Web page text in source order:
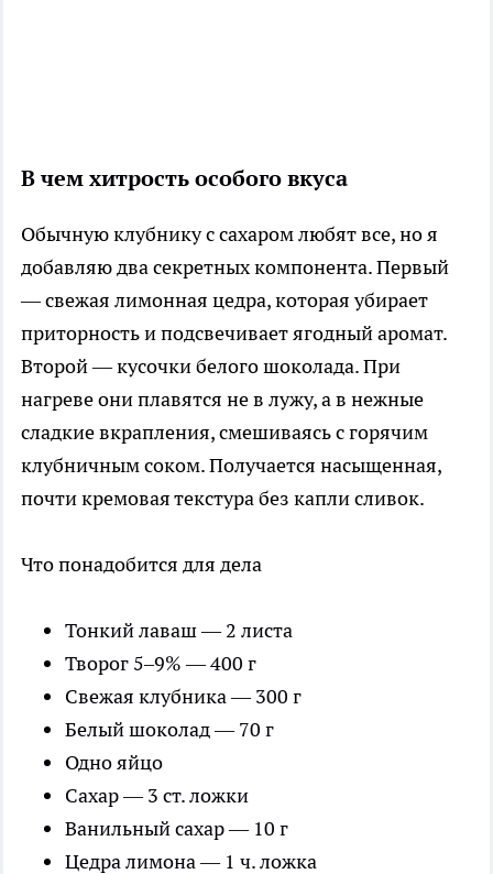
В чем хитрость особого вкуса
Обычную клубнику с сахаром любят все, но я
добавляю два секретных компонента. Первый
— свежая лимонная цедра, которая убирает
приторность и подсвечивает ягодный аромат.
Второй — кусочки белого шоколада. При
нагреве они плавятся не в лужу, а в нежные
сладкие вкрапления, смешиваясь с горячим
клубничным соком. Получается насыщенная,
почти кремовая текстура без капли сливок.
Что понадобится для дела
Тонкий лаваш — 2 листа
Творог 5–9% — 400 г
Свежая клубника — 300 г
Белый шоколад — 70 г
Одно яйцо
Сахар — 3 ст. ложки
Ванильный сахар — 10 г
Цедра лимона — 1 ч. ложка